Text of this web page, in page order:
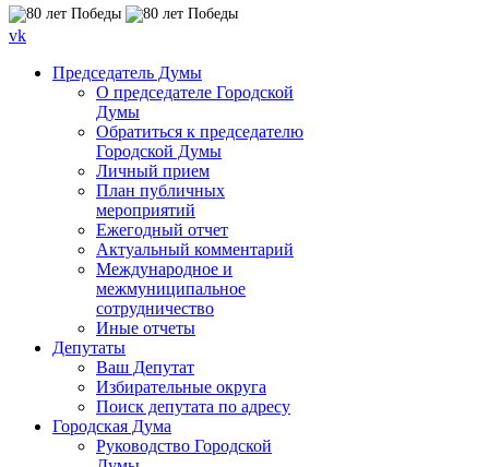
vk
Председатель Думы
О председателе Городской
Думы
Обратиться к председателю
Городской Думы
Личный прием
План публичных
мероприятий
Ежегодный отчет
Актуальный комментарий
Международное и
межмуниципальное
сотрудничество
Иные отчеты
Депутаты
Ваш Депутат
Избирательные округа
Поиск депутата по адресу
Городская Дума
Руководство Городской